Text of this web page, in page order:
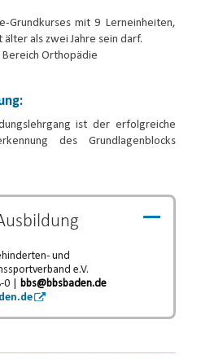
Grundkurses mit 9 Lerneinheiten,
als zwei Jahre sein darf.
Orthopädie
ist der erfolgreiche
des Grundlagenblocks
und
e.V.
0 | bbs@bbsbaden.de